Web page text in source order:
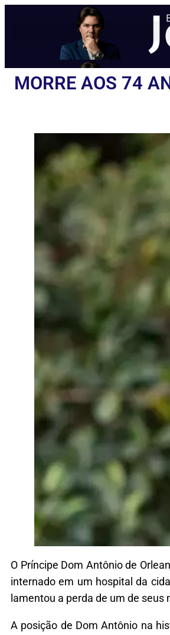
MORRE AOS 74
O Príncipe Dom Antônio de
internado em um hospital da
lamentou a perda de um de
A posição de Dom Antônio na